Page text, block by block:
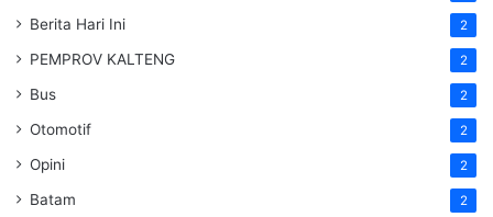
Berita Hari Ini 2
PEMPROV KALTENG 2
Bus 2
Otomotif 2
Opini 2
Batam 2